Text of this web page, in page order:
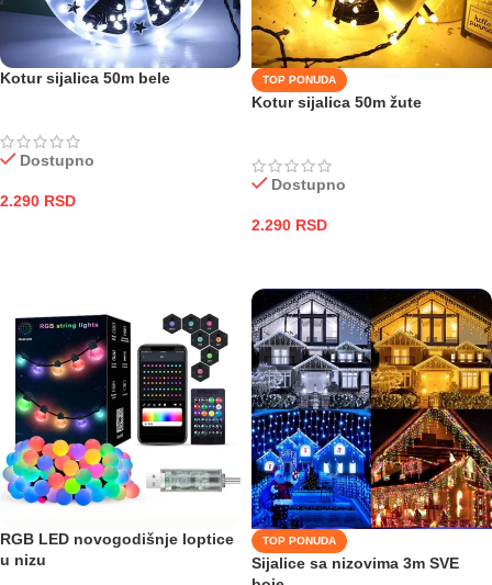
Kotur sijalica 50m bele
Dostupno
2.290 RSD
TOP PONUDA
Kotur sijalica 50m žute
Dostupno
2.290 RSD
RGB LED novogodišnje loptice
u nizu
TOP PONUDA
Sijalice sa nizovima 3m SVE